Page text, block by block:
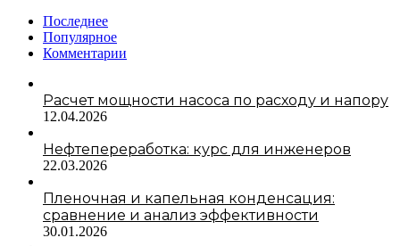
Последнее
Популярное
Комментарии
Расчет мощности насоса по расходу и напору
12.04.2026
Нефтепереработка: курс для инженеров
22.03.2026
Пленочная и капельная конденсация:
сравнение и анализ эффективности
30.01.2026